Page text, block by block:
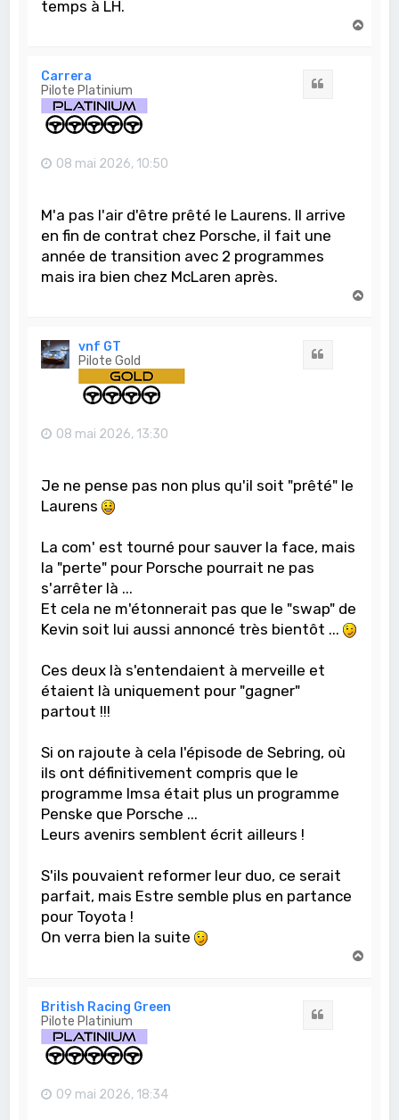
temps à LH.
Carrera
Pilote Platinium
08 mai 2026, 10:50
M'a pas l'air d'être prêté le Laurens. Il arrive
en fin de contrat chez Porsche, il fait une
année de transition avec 2 programmes
mais ira bien chez McLaren après.
vnf GT
Pilote Gold
08 mai 2026, 13:30
Je ne pense pas non plus qu'il soit "prêté" le
Laurens
La com' est tourné pour sauver la face, mais
la "perte" pour Porsche pourrait ne pas
s'arrêter là ...
Et cela ne m'étonnerait pas que le "swap" de
Kevin soit lui aussi annoncé très bientôt ...
Ces deux là s'entendaient à merveille et
étaient là uniquement pour "gagner"
partout !!!
Si on rajoute à cela l'épisode de Sebring, où
ils ont définitivement compris que le
programme Imsa était plus un programme
Penske que Porsche ...
Leurs avenirs semblent écrit ailleurs !
S'ils pouvaient reformer leur duo, ce serait
parfait, mais Estre semble plus en partance
pour Toyota !
On verra bien la suite
British Racing Green
Pilote Platinium
09 mai 2026, 18:34